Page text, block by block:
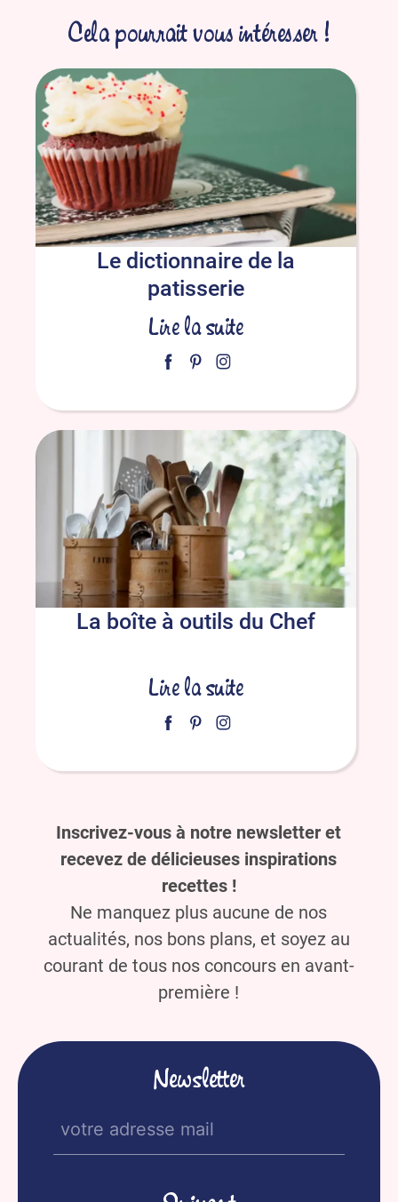
Cela pourrait vous intéresser !
Le dictionnaire de la
patisserie
Lire la suite
La boîte à outils du Chef
Lire la suite
Inscrivez-vous à notre newsletter et
recevez de délicieuses inspirations
recettes !
Ne manquez plus aucune de nos
actualités, nos bons plans, et soyez au
courant de tous nos concours en avant-
première !
Newsletter
E-
mail